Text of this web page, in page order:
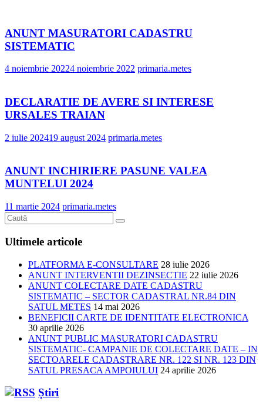
ANUNT MASURATORI CADASTRU
SISTEMATIC
4 noiembrie 20224 noiembrie 2022 primaria.metes
DECLARATIE DE AVERE SI INTERESE
URSALES TRAIAN
2 iulie 202419 august 2024 primaria.metes
ANUNT INCHIRIERE PASUNE VALEA
MUNTELUI 2024
11 martie 2024 primaria.metes
Ultimele articole
PLATFORMA E-CONSULTARE 28 iulie 2026
ANUNT INTERVENTII DEZINSECTIE 22 iulie 2026
ANUNT COLECTARE DATE CADASTRU
SISTEMATIC – SECTOR CADASTRAL NR.84 DIN
SATUL METES 14 mai 2026
BENEFICII CARTE DE IDENTITATE ELECTRONICA
30 aprilie 2026
ANUNT PUBLIC MASURATORI CADASTRU
SISTEMATIC- CAMPANIE DE COLECTARE DATE – IN
SECTOARELE CADASTRARE NR. 122 SI NR. 123 DIN
SATUL PRESACA AMPOIULUI 24 aprilie 2026
Știri